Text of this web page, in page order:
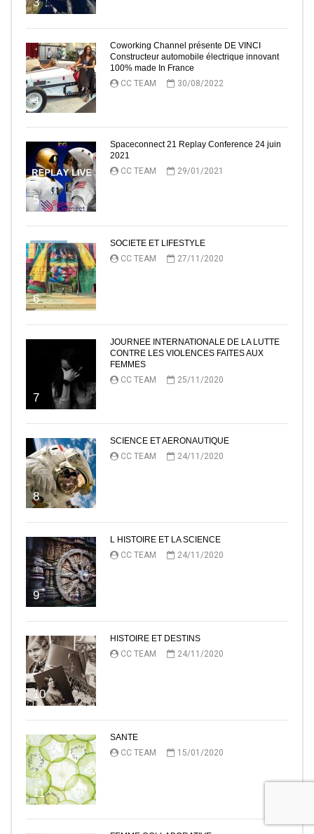
4
Coworking Channel présente DE VINCI
Constructeur automobile électrique innovant
100% made In France
CC TEAM
30/08/2022
5
Spaceconnect 21 Replay Conference 24 juin
2021
CC TEAM
29/01/2021
6
SOCIETE ET LIFESTYLE
CC TEAM
27/11/2020
7
JOURNEE INTERNATIONALE DE LA LUTTE
CONTRE LES VIOLENCES FAITES AUX
FEMMES
CC TEAM
25/11/2020
8
SCIENCE ET AERONAUTIQUE
CC TEAM
24/11/2020
9
L HISTOIRE ET LA SCIENCE
CC TEAM
24/11/2020
10
HISTOIRE ET DESTINS
CC TEAM
24/11/2020
11
SANTE
CC TEAM
15/01/2020